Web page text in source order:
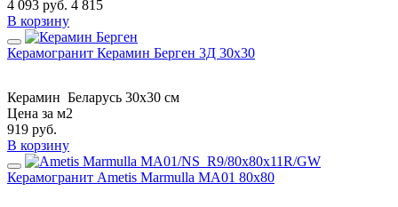
4 093 руб. 4 815
В корзину
Керамогранит Керамин Берген 3Д 30x30
Керамин Беларусь 30x30 см
Цена за м2
919 руб.
В корзину
Керамогранит Ametis Marmulla MA01 80x80